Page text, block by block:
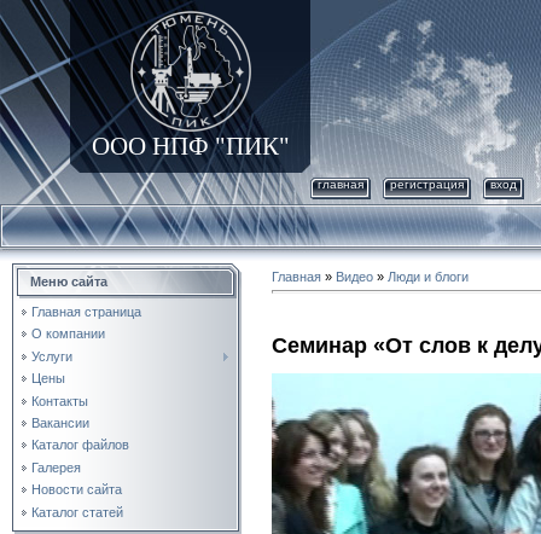
ООО НПФ "ПИК"
главная регистрация вход
Меню сайта
Главная страница
О компании
Услуги
Цены
Контакты
Вакансии
Каталог файлов
Галерея
Новости сайта
Каталог статей
Главная » Видео » Люди и блоги
Семинар «От слов к